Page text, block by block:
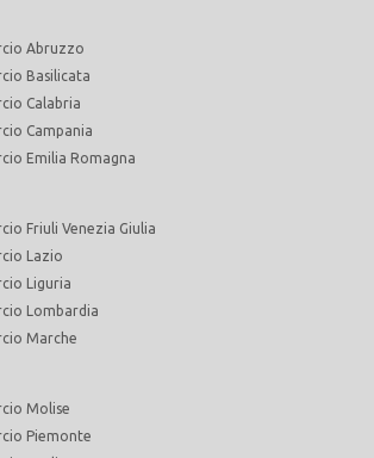
Abruzzo
Basilicata
Calabria
Campania
Emilia Romagna
Friuli Venezia Giulia
Lazio
Liguria
Lombardia
Marche
Molise
Piemonte